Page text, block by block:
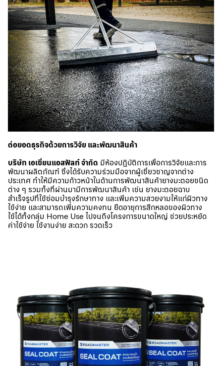
ต่อยอดธุรกิจด้วยการวิจัย และพัฒนาสินค้า
บริษัท เอเชี่ยนแอสฟัลท์ จำกัด มีห้องปฏิบัติการเพื่อการวิจัยและการ
พัฒนาผลิตภัณฑ์ ซึ่งได้รับความร่วมมือจากผู้เชี่ยวชาญจากต่าง
ประเทศ ทำให้มีความก้าวหน้าในด้านการพัฒนาสินค้ายางมะตอยชนิด
ต่าง ๆ รวมทั้งที่ผ่านมามีการพัฒนาสินค้า เช่น ยางมะตอยฉาบ
สำเร็จรูปที่ใช้ซ่อมบำรุงรักษาทาง และเพิ่มความสวยงามให้แก่ผิวทาง
ใช้ง่าย และสามารถเพิ่มความคงทน ยืดอายุการสึกหลอของผิวทาง
ใช้ได้ทั้งกลุ่ม Home Use ไปจนถึงโครงการขนาดใหญ่ ช่วยประหยัด
ค่าใช้จ่าย ใช้งานง่าย สะดวก รวดเร็ว